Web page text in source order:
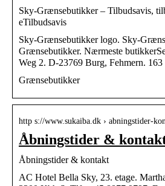
Sky-Grænsebutikker – Tilbudsavis,
eTilbudsavis
Sky-Grænsebutikker logo. Sky-
Grænsebutikker. Nærmeste
Weg 2. D-23769 Burg, Fehmern. 163
Grænsebutikker
http s://www.sukaiba.dk › abningstider-
Åbningstider &
Åbningstider & kontakt
AC Hotel Bella Sky, 23. etage.